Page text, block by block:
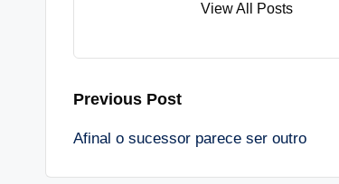
View All Posts
Post
navigation
Previous Post
Afinal o sucessor parece ser outro